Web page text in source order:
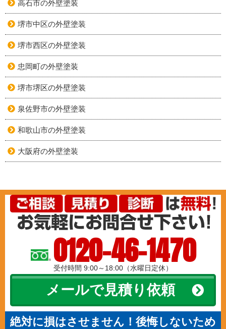
高石市の外壁塗装
堺市中区の外壁塗装
堺市西区の外壁塗装
忠岡町の外壁塗装
堺市堺区の外壁塗装
泉佐野市の外壁塗装
和歌山市の外壁塗装
大阪府の外壁塗装
0120-46-1470
受付時間 9:00～18:00（水曜日定休）
メールで見積り依頼
絶対に損はさせません！後悔しないため